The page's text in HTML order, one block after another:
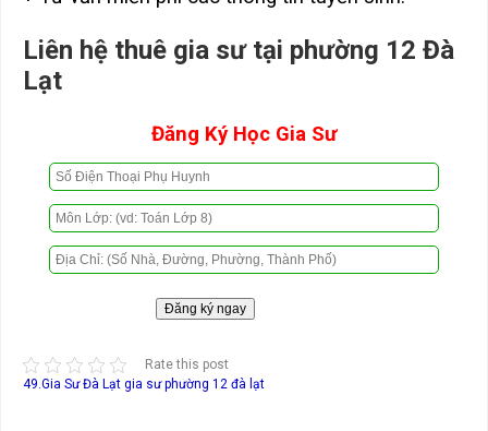
Liên hệ thuê gia sư tại phường 12 Đà
Lạt
Đăng Ký Học Gia Sư
Rate this post
49.Gia Sư Đà Lạt gia sư phường 12 đà lạt